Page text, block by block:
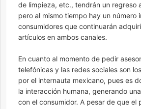
de limpieza, etc., tendrán un regreso
pero al mismo tiempo hay un número
consumidores que continuarán
artículos en ambos canales.
En cuanto al momento de pedir
telefónicas y las redes sociales son
por el internauta mexicano, pues es
la interacción humana, generando
con el consumidor. A pesar de que el